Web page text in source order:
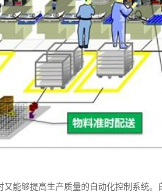
能够提高生产质量的自动化控制系统